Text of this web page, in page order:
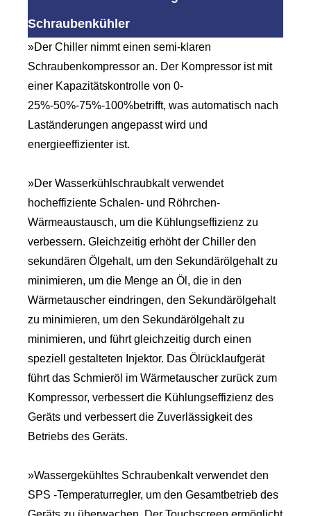
Schraubenkühler
»Der Chiller nimmt einen semi-klaren
Schraubenkompressor an. Der Kompressor ist mit
einer Kapazitätskontrolle von 0-
25%-50%-75%-100%betrifft, was automatisch nach
Laständerungen angepasst wird und
energieeffizienter ist.
»Der Wasserkühlschraubkalt verwendet
hocheffiziente Schalen- und Röhrchen-
Wärmeaustausch, um die Kühlungseffizienz zu
verbessern. Gleichzeitig erhöht der Chiller den
sekundären Ölgehalt, um den Sekundärölgehalt zu
minimieren, um die Menge an Öl, die in den
Wärmetauscher eindringen, den Sekundärölgehalt
zu minimieren, um den Sekundärölgehalt zu
minimieren, und führt gleichzeitig durch einen
speziell gestalteten Injektor. Das Ölrücklaufgerät
führt das Schmieröl im Wärmetauscher zurück zum
Kompressor, verbessert die Kühlungseffizienz des
Geräts und verbessert die Zuverlässigkeit des
Betriebs des Geräts.
»Wassergekühltes Schraubenkalt verwendet den
SPS -Temperaturregler, um den Gesamtbetrieb des